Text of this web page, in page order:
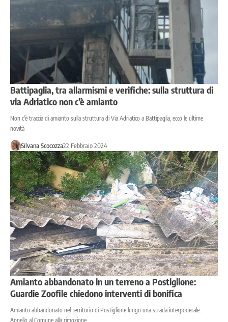
Battipaglia, tra allarmismi e verifiche: sulla struttura di
via Adriatico non c’è amianto
Non c'è traccia di amianto sulla struttura di Via Adriatico a Battipaglia, ecco le ultime
novità
Silvana Scocozza22 Febbraio 2024
Amianto abbandonato in un terreno a Postiglione:
Guardie Zoofile chiedono interventi di bonifica
Amianto abbandonato nel territorio di Postiglione lungo una strada interpoderale.
Appello al Comune alla rimozione